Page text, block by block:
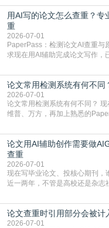
实际情况和大家想的不太一样。
内容本质是按照语义概率拼接
直接引用整段已有内容，所以查
用AI写的论文怎么查重？
重
2026-07-01
PaperPass：检测论文AI查重与
求现在用AI辅助完成论文写作，
但很多人忽略了，AI生成的内
含大量已公开的学术内容、网络
复片
论文常用检测系统有何不同
2026-07-01
论文常用检测系统有何不同？ 现在高校和期刊常用的论文查重系统主要是知网、
维普、万方，再加上熟悉的
查数值误导。知网（CNKI）是
生联合比对库，能比历届学长论
库，期刊投稿用AMLMC/SML
论文用AI辅助创作需要做
查重
2026-07-01
现在写毕业论文、投核心期刊，
近一两年，不管是高校还是杂志
真的太亏。提前做AIGC检测，
AIGC检测成了论文答辩投稿前
框架，内容都是自己写的，至于
论文查重时引用部分会被计
2026-07-01